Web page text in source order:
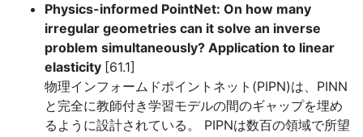
Physics-informed PointNet: On how many
irregular geometries can it solve an inverse
problem simultaneously? Application to linear
elasticity [61.1]
物理インフォームドポイントネット(PIPN)は、PINN
と完全に教師付き学習モデルの間のギャップを埋め
るように設計されている。 PIPNは数百の領域で所望